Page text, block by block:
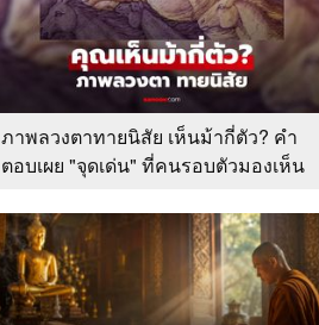
ภาพลวงตาทายนิสัย เห็นม้ากี่ตัว? คำ
ตอบเผย "จุดเด่น" ที่คนรอบตัวมองเห็น